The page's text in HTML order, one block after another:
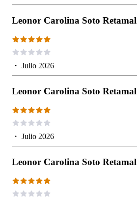
Leonor Carolina Soto Retamal
・ Julio 2026
Leonor Carolina Soto Retamal
・ Julio 2026
Leonor Carolina Soto Retamal